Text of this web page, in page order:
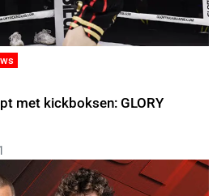
met kickboksen: GLORY